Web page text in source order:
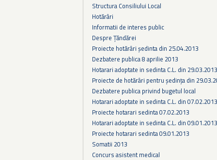
Structura Consiliului Local
Hotărâri
Informatii de interes public
Despre Țăndărei
Proiecte hotărâri ședinta din 25.04.2013
Dezbatere publica 8 aprilie 2013
Hotarari adoptate in sedinta C.L. din 29.03.2013
Proiecte de hotărâri pentru ședința din
Dezbatere publica privind bugetul local
Hotarari adoptate in sedinta C.L. din 07.02.2013
Proiecte hotarari sedinta 07.02.2013
Hotarari adoptate in sedinta C.L. din 09.01.2013
Proiecte hotarari sedinta 09.01.2013
Somatii 2013
Concurs asistent medical